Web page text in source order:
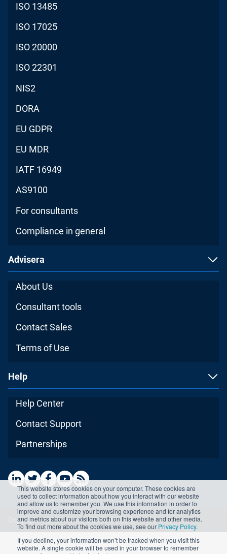
This website stores cookies on your computer. These cookies are
used to collect information about how you interact with our website
and allow us to remember you. We use this information in order to
improve and customize your browsing experience and for analytics
and metrics about our visitors both on this website and other media.
To find out more about the cookies we use, see our Privacy Policy.
If you decline, your information won’t be tracked when you visit this
website. A single cookie will be used in your browser to remember
ISO 13485
ISO 17025
ISO 20000
ISO 22301
NIS2
DORA
EU GDPR
EU MDR
IATF 16949
AS9100
For consultants
Compliance in general
Advisera
About Us
Consultant tools
Contact Sales
Terms of Use
Help
Help Center
Contact Support
Partnerships
Copyright ©2026 Advisera Expert Solutions Ltd